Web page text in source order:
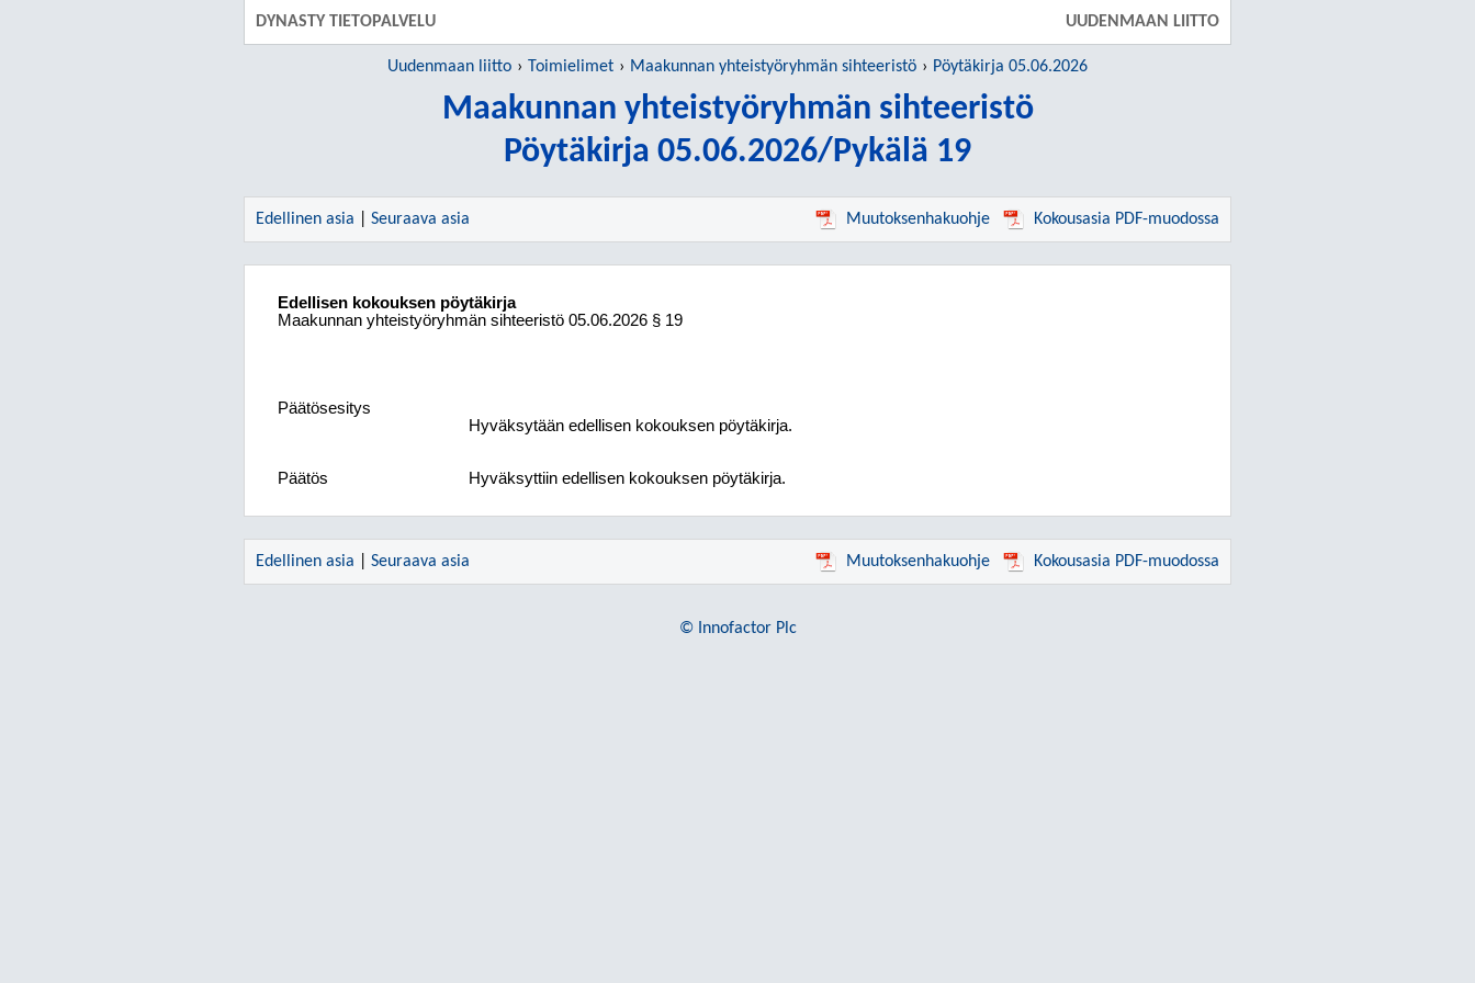
DYNASTY TIETOPALVELU UUDENMAAN LIITTO
Uudenmaan liitto Toimielimet Maakunnan yhteistyöryhmän sihteeristö Pöytäkirja 05.06.2026
Maakunnan yhteistyöryhmän sihteeristö
Pöytäkirja 05.06.2026/Pykälä 19
Edellinen asia Seuraava asia Muutoksenhakuohje Kokousasia PDF-muodossa
Edellisen kokouksen pöytäkirja
Maakunnan yhteistyöryhmän sihteeristö 05.06.2026 § 19
Päätösesitys
Hyväksytään edellisen kokouksen pöytäkirja.
Päätös Hyväksyttiin edellisen kokouksen pöytäkirja.
Edellinen asia Seuraava asia Muutoksenhakuohje Kokousasia PDF-muodossa
© Innofactor Plc